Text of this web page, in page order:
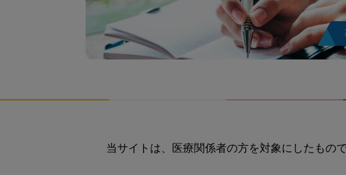
当サイトは、医療関係者の方を対象にしたもの